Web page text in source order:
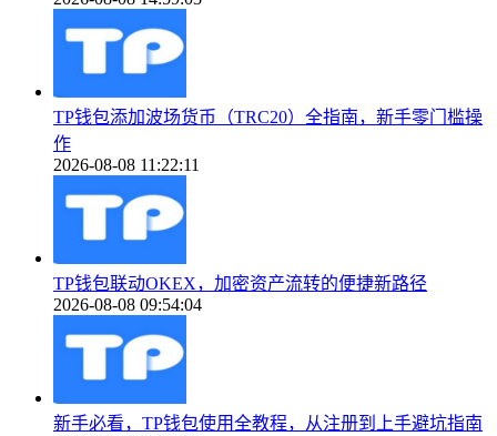
TP钱包添加波场货币（TRC20）全指南，新手零门槛操
作
2026-08-08 11:22:11
TP钱包联动OKEX，加密资产流转的便捷新路径
2026-08-08 09:54:04
新手必看，TP钱包使用全教程，从注册到上手避坑指南